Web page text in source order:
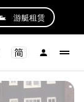
游艇租赁